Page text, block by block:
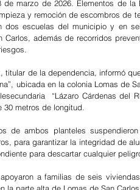
de marzo de 2026. Elementos de
y remoción de escombros de
dos escuelas del municipio y en
Carlos, además de recorridos
titular de la dependencia, informó
ubicada en la colonia Lomas de
“Lázaro Cárdenas del
30 metros de longitud.
de ambos planteles
para garantizar la integridad de
para descartar cualquier
a familias de seis